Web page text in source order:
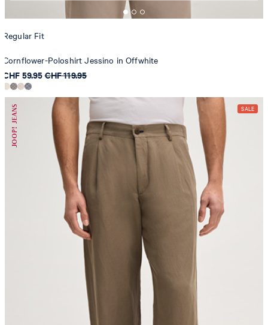
Regular Fit
Cornflower-Poloshirt Jessino in Offwhite
CHF 59.95CHF 119.95